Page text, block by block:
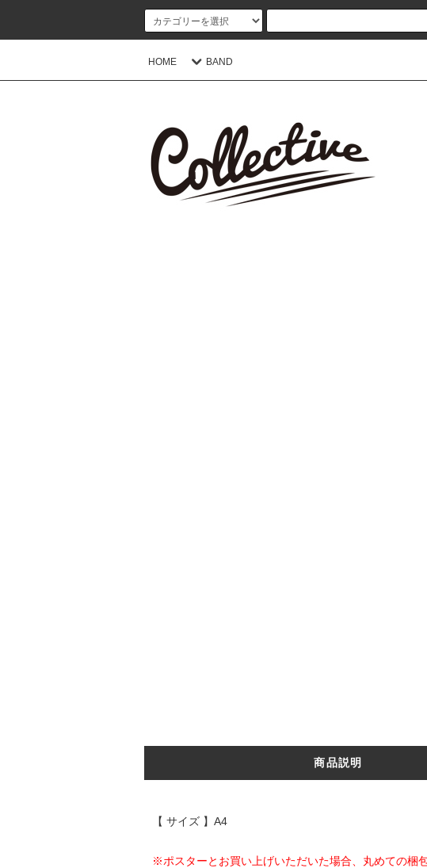
HOME BAND
商品説明
【 サイズ 】A4
※ポスターとお買い上げいただいた場合、丸めての梱